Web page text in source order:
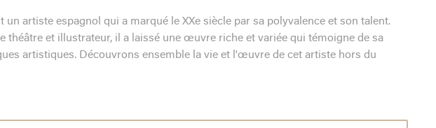
un artiste espagnol qui a marqué le XXe siècle par sa polyvalence et son talent.
théâtre et illustrateur, il a laissé une œuvre riche et variée qui témoigne de sa
artistiques. Découvrons ensemble la vie et l'œuvre de cet artiste hors du